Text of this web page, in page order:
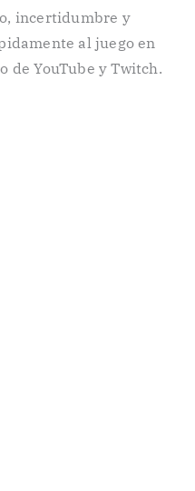
incertidumbre y
al juego en
de YouTube y Twitch.